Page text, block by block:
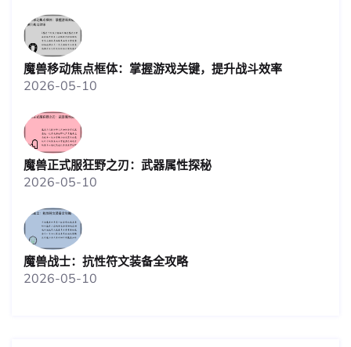
魔兽移动焦点框体：掌握游戏关键，提升战斗效率
2026-05-10
魔兽正式服狂野之刃：武器属性探秘
2026-05-10
魔兽战士：抗性符文装备全攻略
2026-05-10